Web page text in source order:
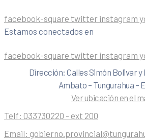
facebook-square twitter instagram
Estamos conectados en
facebook-square twitter instagram
Dirección: Calles Simón Bolivar y
Ambato – Tungurahua –
Ver ubicación en el
Telf: 033730220 - ext 200
Email: